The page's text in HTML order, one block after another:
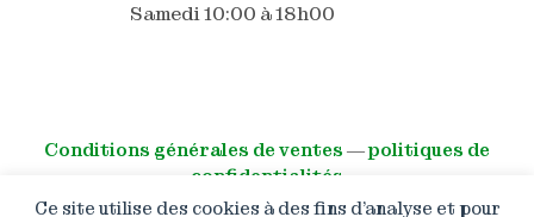
Ce site utilise des cookies à des fins d’analyse et pour
Samedi 10:00 à 18h00
Conditions générales de ventes ―politiques de
confidentialités